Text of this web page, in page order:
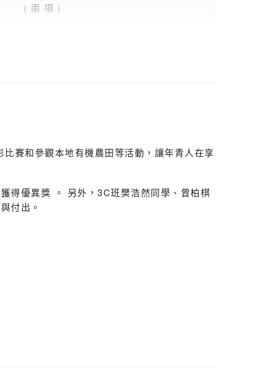
( 兩 項 )
Mentions
Mentions
優異獎
賽和參觀本地有機農田等活動，讓年青人在享
得優異獎 。 另外，3C班樊浩然同學、曾柏棋
付出。